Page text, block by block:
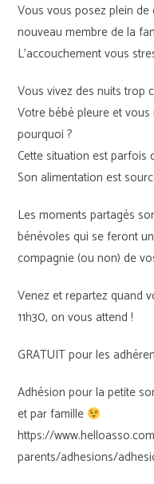
Vous vous posez plein de
nouveau membre de la
L’accouchement vous
Vous vivez des nuits trop
Votre bébé pleure et
pourquoi ?
Cette situation est parfois
Son alimentation est
Les moments partagés
bénévoles qui se feront
compagnie (ou non) de
Venez et repartez quand
11h30, on vous attend !
GRATUIT pour les
Adhésion pour la petite
et par famille
https://
parents/adhesions/